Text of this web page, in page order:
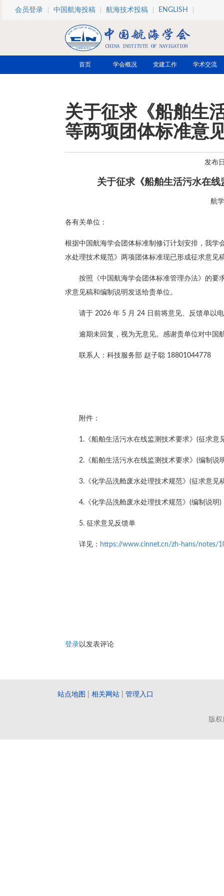
跳转到主要内容
会员登录 中国航海投稿 航海技术投稿 ENGLISH
首页 学会概况 党建工作 学术交流
关于征求《船舶生
等两项团体标准意
发布
关于征求《船舶生活污水在
航
各有关单位：
根据中国航海学会团体标准制修订计划安排，我学
水处理技术规范》两项团体标准现已形成征求意见
按照《中国航海学会团体标准管理办法》的要
求意见稿和编制说明发送给贵单位。
请于 2026 年 5 月 24 日前将意见、反馈单以
逾期未回复，视为无意见。感谢贵单位对中国
联系人：科技服务部 赵子聪 18801044778
附件：
1.《船舶生活污水在线监测技术要求》(征求意
2.《船舶生活污水在线监测技术要求》(编制说
3.《化学品洗舱废水处理技术规范》(征求意见
4.《化学品洗舱废水处理技术规范》(编制说明)
5. 征求意见反馈单
详见： https://www.cinnet.cn/zh-hans/notes/
登录以发表评论
站点地图 相关网站 管理入口
版